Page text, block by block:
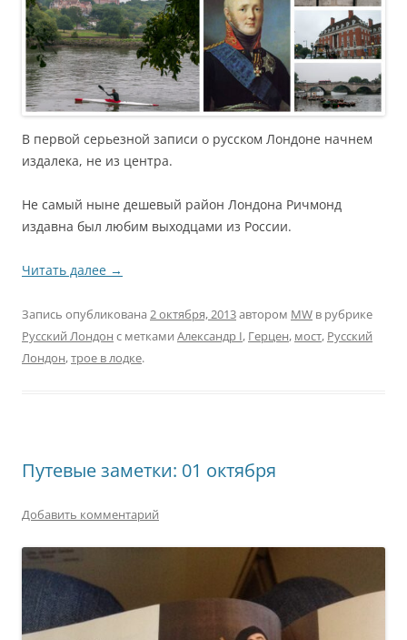
В первой серьезной записи о русском Лондоне начнем
издалека, не из центра.
Не самый ныне дешевый район Лондона Ричмонд
издавна был любим выходцами из России.
Читать далее →
Запись опубликована 2 октября, 2013автором MW в рубрике
Русский Лондон с метками Александр I, Герцен, мост, Русский
Лондон,трое в лодке.
Путевые заметки: 01 октября
Добавить комментарий